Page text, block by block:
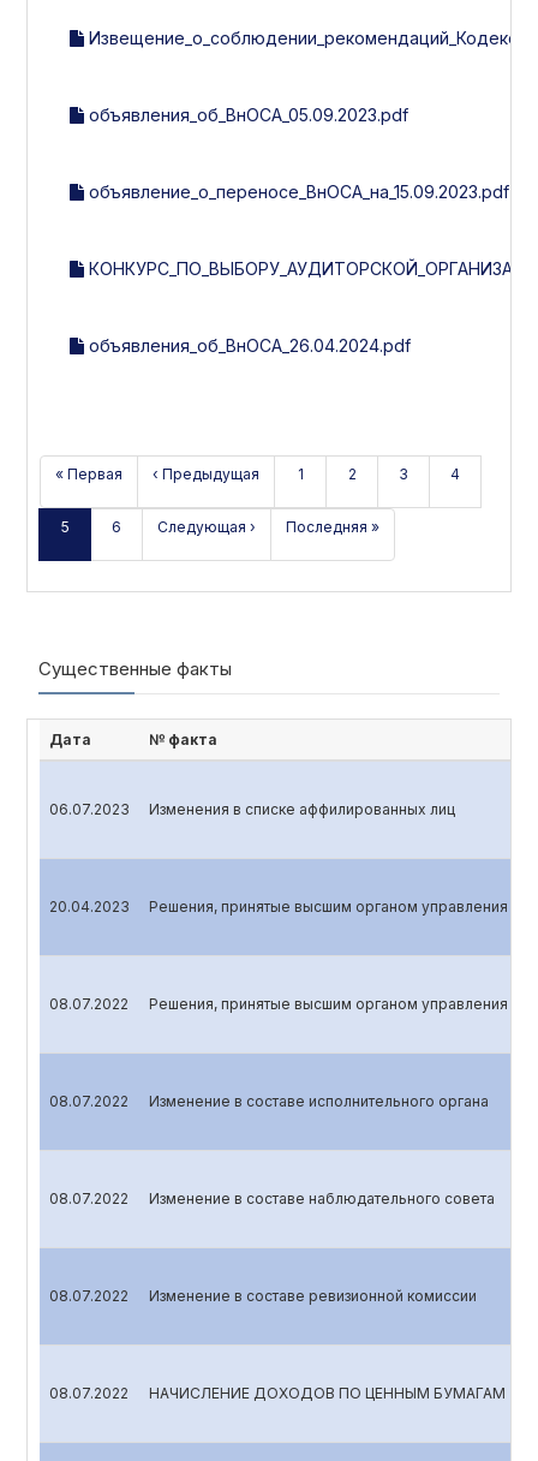
объявления_об_ВнОСА_05.09.2023.pdf
объявление_о_переносе_ВнОСА_на_15.09.2023.pdf
объявления_об_ВнОСА_26.04.2024.pdf
« Первая ‹ Предыдущая 1 2 3 4
5 6 Следующая › Последняя »
Существенные факты
Дата № факта
06.07.2023 Изменения в списке аффилированных лиц
20.04.2023 Решения, принятые высшим органом управления
08.07.2022 Решения, принятые высшим органом управления
08.07.2022 Изменение в составе исполнительного органа
08.07.2022 Изменение в составе наблюдательного совета
08.07.2022 Изменение в составе ревизионной комиссии
08.07.2022 НАЧИСЛЕНИЕ ДОХОДОВ ПО ЦЕННЫМ БУМАГАМ